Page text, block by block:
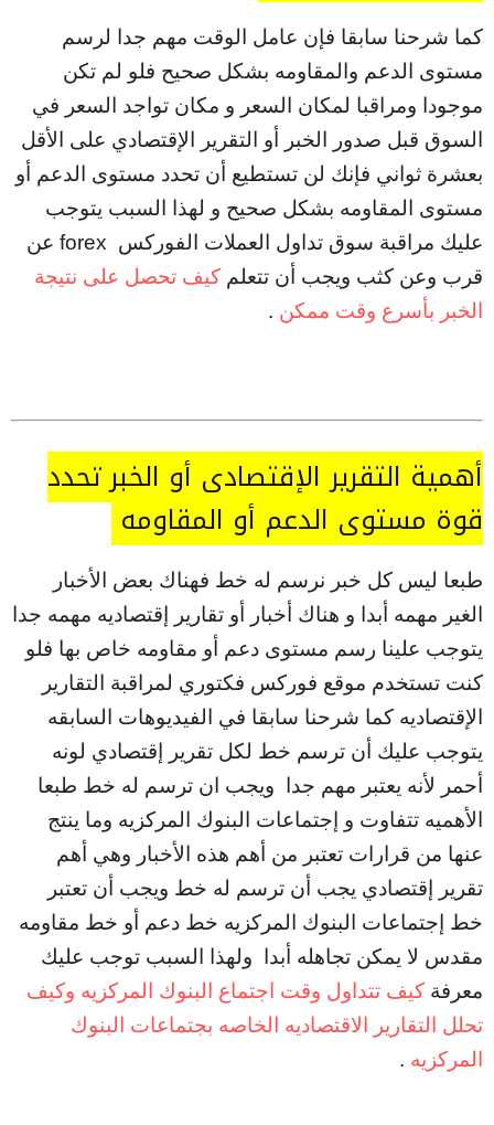
كما شرحنا سابقا فإن عامل الوقت مهم جدا لرسم
مستوى الدعم والمقاومه بشكل صحيح فلو لم تكن
موجودا ومراقبا لمكان السعر و مكان تواجد السعر في
السوق قبل صدور الخبر أو التقرير الإقتصادي على الأقل
بعشرة ثواني فإنك لن تستطيع أن تحدد مستوى الدعم أو
مستوى المقاومه بشكل صحيح و لهذا السبب يتوجب
عليك مراقبة سوق تداول العملات الفوركس forex عن
قرب وعن كثب ويجب أن تتعلم كيف تحصل على نتيجة
الخبر بأسرع وقت ممكن .
أهمية التقرير الإقتصادي أو الخبر تحدد
قوة مستوى الدعم أو المقاومه
طبعا ليس كل خبر نرسم له خط فهناك بعض الأخبار
الغير مهمه أبدا و هناك أخبار أو تقارير إقتصاديه مهمه جدا
يتوجب علينا رسم مستوى دعم أو مقاومه خاص بها فلو
كنت تستخدم موقع فوركس فكتوري لمراقبة التقارير
الإقتصاديه كما شرحنا سابقا في الفيديوهات السابقه
يتوجب عليك أن ترسم خط لكل تقرير إقتصادي لونه
أحمر لأنه يعتبر مهم جدا ويجب ان ترسم له خط طبعا
الأهميه تتفاوت و إجتماعات البنوك المركزيه وما ينتج
عنها من قرارات تعتبر من أهم هذه الأخبار وهي أهم
تقرير إقتصادي يجب أن ترسم له خط ويجب أن تعتبر
خط إجتماعات البنوك المركزيه خط دعم أو خط مقاومه
مقدس لا يمكن تجاهله أبدا ولهذا السبب توجب عليك
معرفة كيف تتداول وقت اجتماع البنوك المركزيه وكيف
تحلل التقارير الاقتصاديه الخاصه بجتماعات البنوك
المركزيه .